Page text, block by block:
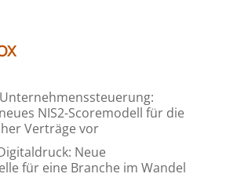
NIS2-Scoremodell für die
Verträge vor
Neue
für eine Branche im Wandel